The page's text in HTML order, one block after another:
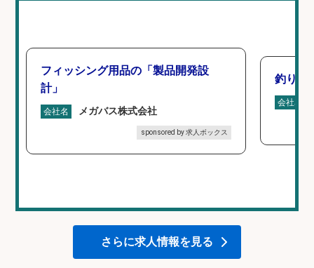
フィッシング用品の「製品開発設
計」
会社名 メガバス株式会社
sponsored by 求人ボックス
釣り具
会社名
さらに求人情報を見る